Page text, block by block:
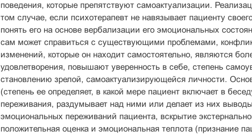
поведения, которые препятствуют самоактуализации.
том случае, если психотерапевт не навязывает пациенту
понять его на основе вербализации его эмоциональных
сам может справиться с существующими проблемами,
изменений, которые он находит самостоятельно, являются
удовлетворения, повышают уверенность в себе, степень
становлению зрелой, самоактуализирующейся личности.
(степень ее определяет, в какой мере пациент включает в
переживания, раздумывает над ними или делает из них
эмоциональных переживаний пациента, вскрытие
положительная оценка и эмоциональная теплота (признание